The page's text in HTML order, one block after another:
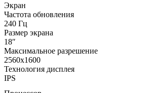
Экран
Частота обновления
240 Гц
Размер экрана
18″
Максимальное разрешение
2560x1600
Технология дисплея
IPS